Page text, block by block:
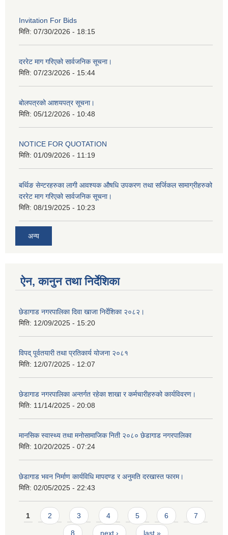
Invitation For Bids
मिति: 07/30/2026 - 18:15
दररेट माग गरिएको सार्वजनिक सूचना।
मिति: 07/23/2026 - 15:44
बोलपत्रको आशयपत्र सूचना।
मिति: 05/12/2026 - 10:48
NOTICE FOR QUOTATION
मिति: 01/09/2026 - 11:19
बर्थिङ सेन्टरहरुका लागी आवश्यक औषधि उपकरण तथा सर्जिकल सामाग्रीहरुको
दररेट माग गरिएको सार्वजनिक सूचना।
मिति: 08/19/2025 - 10:23
अन्य
ऐन, कानुन तथा निर्देशिका
छेडागाड नगरपालिका दिवा खाजा निर्देशिका २०८२।
मिति: 12/09/2025 - 15:20
विपद् पूर्वतयारी तथा प्रतिकार्य योजना २०८१
मिति: 12/07/2025 - 12:07
छेडागाड नगरपालिका अन्तर्गत रहेका शाखा र कर्मचारीहरुको कार्यविवरण।
मिति: 11/14/2025 - 20:08
मानसिक स्वास्थ्य तथा मनोसामाजिक निती २०८० छेडागाड नगरपालिका
मिति: 10/20/2025 - 07:24
छेडागाड भवन निर्माण कार्यविधि मापदण्ड र अनुमति दरखास्त फारम।
मिति: 02/05/2025 - 22:43
Pages
1 2 3 4 5 6 7
8 next › last »